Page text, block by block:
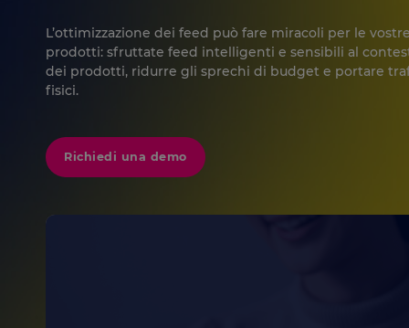
L’ottimizzazione dei feed può fare miracoli per le
prodotti: sfruttate feed intelligenti e sensibili al
dei prodotti, ridurre gli sprechi di budget e portare
fisici.
Richiedi una demo